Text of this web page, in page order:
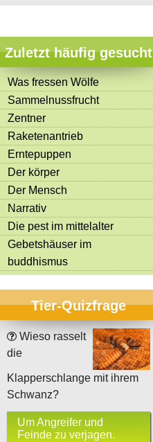
Zuletzt häufig gesucht
Was fressen Wölfe
Sammelnussfrucht
Zentner
Raketenantrieb
Erntepuppen
Der körper
Der Mensch
Narrativ
Die pest im mittelalter
Gebetshäuser im
buddhismus
Tier-Quizfrage
Wieso rasselt
die
Klapperschlange mit ihrem
Schwanz?
Um Angreifer und
Feinde zu verjagen.